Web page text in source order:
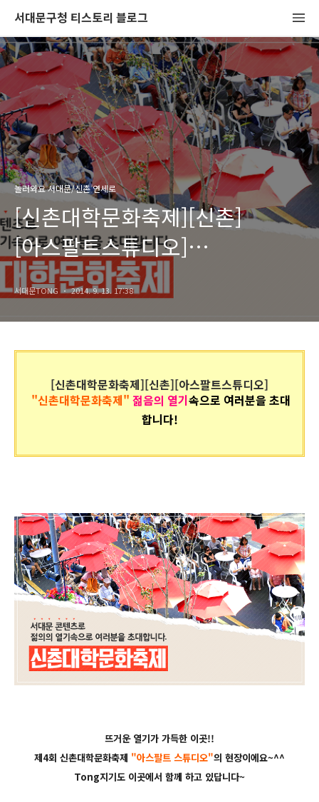
서대문구청 티스토리 블로그
놀러와요 서대문/신촌 연세로
[신촌대학문화축제][신촌]
[아스팔트스튜디오]
신촌대학문화축제의 생생한
현장을 Tong지기가 알려드려요.
서대문TONG 2014. 9. 13. 17:38
[신촌대학문화축제][신촌][아스팔트스튜디오]
"신촌대학문화축제" 젊음의 열기속으로 여러분을 초대
합니다!
뜨거운 열기가 가득한 이곳!!
제4회 신촌대학문화축제 "아스팔트 스튜디오"의 현장이에요~^^
Tong지기도 이곳에서 함께 하고 있답니다~